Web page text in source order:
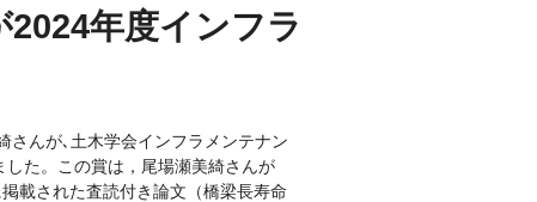
年度インフラ
さんが､土木学会インフラメンテナン
た。この賞は，尾場瀬美綺さんが
載された査読付き論文（橋梁長寿命